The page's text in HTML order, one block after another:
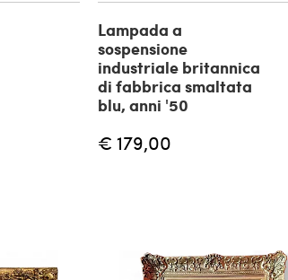
Lampada a
sospensione
industriale britannica
di fabbrica smaltata
blu, anni '50
€ 179,00